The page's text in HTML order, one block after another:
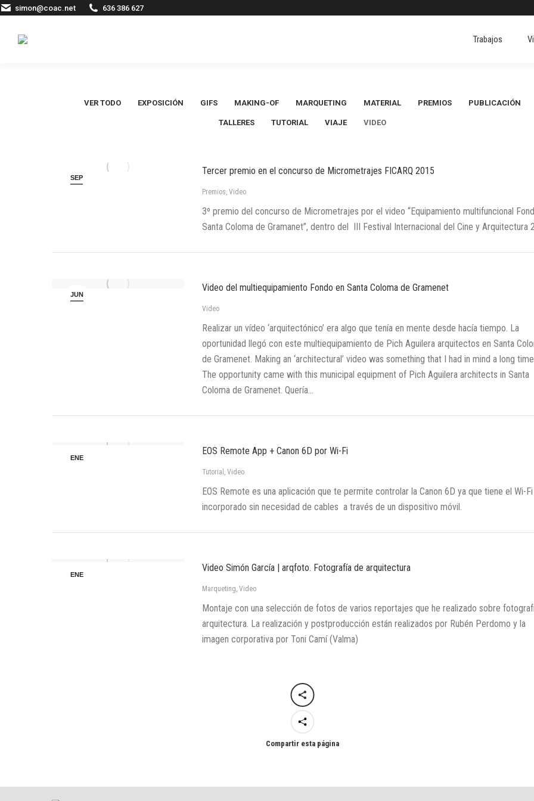
simon@coac.net 636 386 627
Trabajos
VER TODO EXPOSICIÓN GIFS MAKING-OF MARQUETING MATERIAL PREMIOS PUBLICACIÓN
TALLERES TUTORIAL VIAJE VIDEO
SEP
Tercer premio en el concurso de Micrometrajes FICARQ 2015
Premios,Video
3º premio del concurso de Micrometrajes por el video “Equipamiento multifuncional
Santa Coloma de Gramanet”, dentro del III Festival Internacional del Cine y Arquitectura
JUN
Video del multiequipamiento Fondo en Santa Coloma de Gramenet
Video
Realizar un vídeo ‘arquitectónico’ era algo que tenía en mente desde hacía tiempo. La
oportunidad llegó con este multiequipamiento de Pich Aguilera arquitectos en Santa
de Gramenet. Making an ‘architectural’ video was something that I had in mind a long
The opportunity came with this municipal equipment of Pich Aguilera architects in Santa
Coloma de Gramenet. Quería…
ENE
EOS Remote App + Canon 6D por Wi-Fi
Tutorial ,Video
EOS Remote es una aplicación que te permite controlar la Canon 6D ya que tiene el Wi-Fi
incorporado sin necesidad de cables a través de un dispositivo móvil.
ENE
Video Simón García | arqfoto. Fotografía de arquitectura
Marqueting,Video
Montaje con una selección de fotos de varios reportajes que he realizado sobre
arquitectura. La realización y postproducción están realizados por Rubén Perdomo y la
imagen corporativa por Toni Camí (Valma)
Compartir esta página
Trabajos